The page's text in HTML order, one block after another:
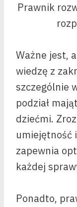
Prawnik
Ważne jest,
wiedzę z
szczególnie
podział
dziećmi.
umiejętność
zapewnia
każdej
Ponadto,